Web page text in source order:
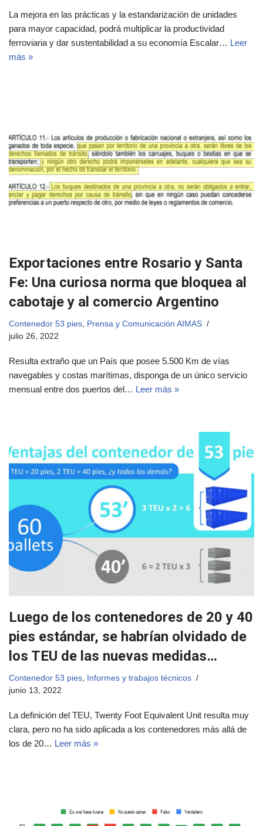
La mejora en las prácticas y la estandarización de unidades
para mayor capacidad, podrá multiplicar la productividad
ferroviaria y dar sustentabilidad a su economía Escalar… Leer
más »
Exportaciones entre Rosario y Santa
Fe: Una curiosa norma que bloquea al
cabotaje y al comercio Argentino
Contenedor 53 pies, Prensa y Comunicación AIMAS
julio 26, 2022
Resulta extraño que un País que posee 5.500 Km de vías
navegables y costas marítimas, disponga de un único servicio
mensual entre dos puertos del… Leer más »
Luego de los contenedores de 20 y 40
pies estándar, se habrían olvidado de
los TEU de las nuevas medidas…
Contenedor 53 pies,
Informes y trabajos técnicos
junio 13, 2022
La definición del TEU, Twenty Foot Equivalent Unit resulta muy
clara, pero no ha sido aplicada a los contenedores más allá de
los de 20… Leer más »